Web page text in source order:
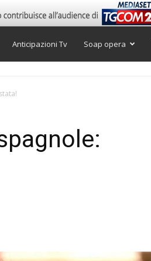
Anticipazioni Tv Soap opera